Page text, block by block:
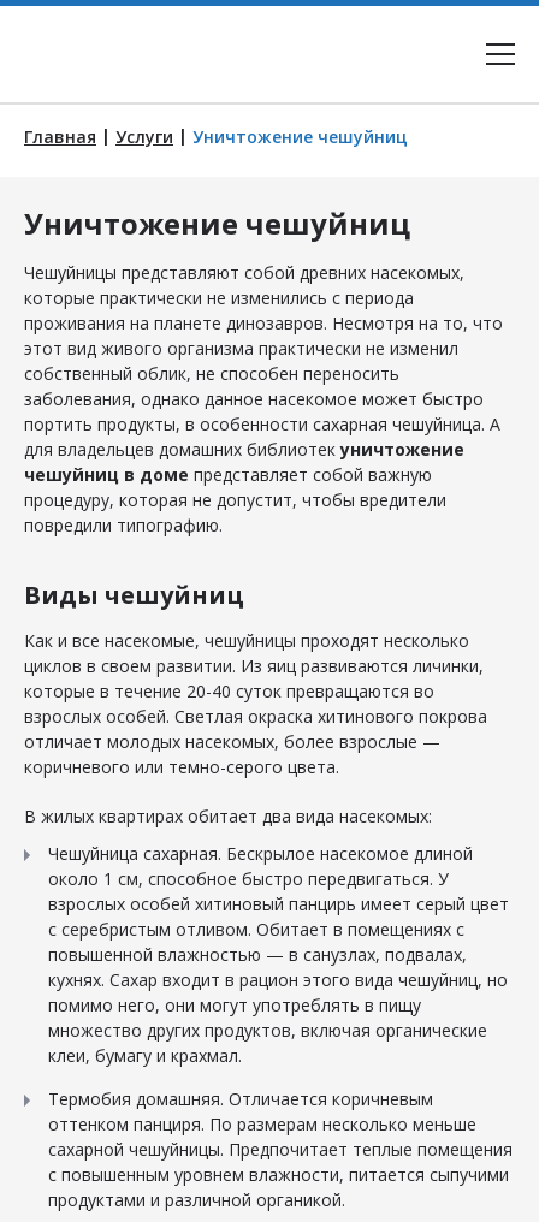
Главная | Услуги | Уничтожение чешуйниц
Уничтожение чешуйниц
Чешуйницы представляют собой древних насекомых,
которые практически не изменились с периода
проживания на планете динозавров. Несмотря на то, что
этот вид живого организма практически не изменил
собственный облик, не способен переносить
заболевания, однако данное насекомое может быстро
портить продукты, в особенности сахарная чешуйница. А
для владельцев домашних библиотекуничтожение
чешуйниц в доме представляет собой важную
процедуру, которая не допустит, чтобы вредители
повредили типографию.
Виды чешуйниц
Как и все насекомые, чешуйницы проходят несколько
циклов в своем развитии. Из яиц развиваются личинки,
которые в течение 20-40 суток превращаются во
взрослых особей. Светлая окраска хитинового покрова
отличает молодых насекомых, более взрослые —
коричневого или темно-серого цвета.
В жилых квартирах обитает два вида насекомых:
Чешуйница сахарная. Бескрылое насекомое длиной
около 1 см, способное быстро передвигаться. У
взрослых особей хитиновый панцирь имеет серый цвет
с серебристым отливом. Обитает в помещениях с
повышенной влажностью — в санузлах, подвалах,
кухнях. Сахар входит в рацион этого вида чешуйниц, но
помимо него, они могут употреблять в пищу
множество других продуктов, включая органические
клеи, бумагу и крахмал.
Термобия домашняя. Отличается коричневым
оттенком панциря. По размерам несколько меньше
сахарной чешуйницы. Предпочитает теплые помещения
с повышенным уровнем влажности, питается сыпучими
продуктами и различной органикой.